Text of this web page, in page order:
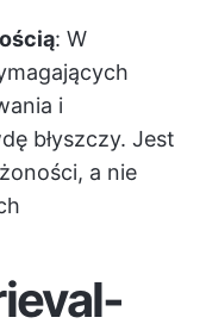
: W
i
błyszczy. Jest
a nie